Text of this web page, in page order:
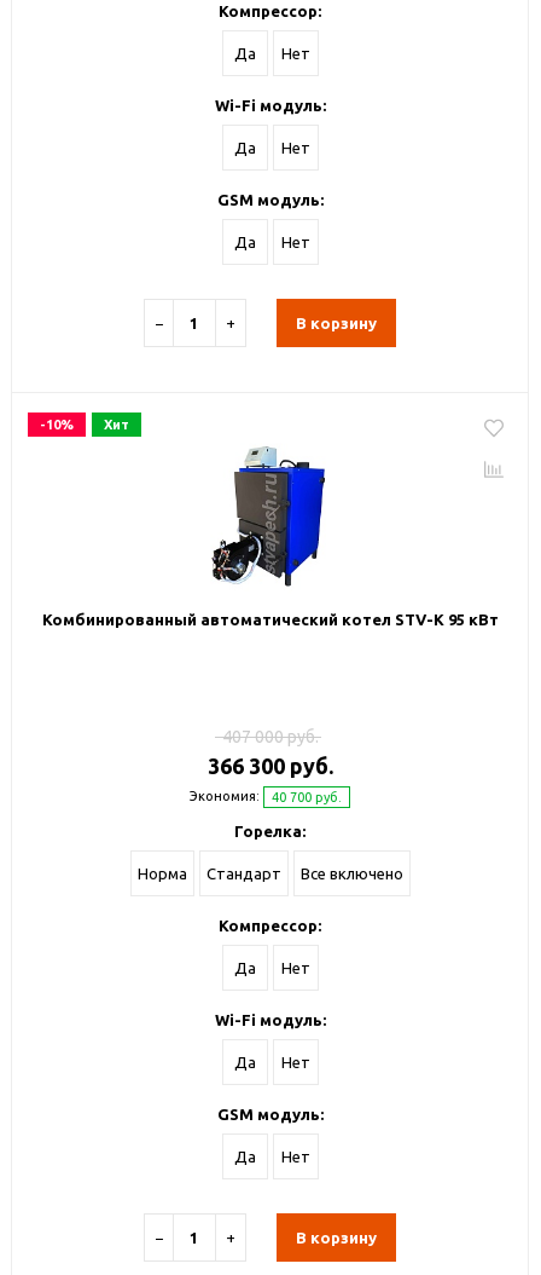
Компрессор:
Да Нет
Wi-Fi модуль:
Да Нет
GSM модуль:
Да Нет
− + В корзину
-10% Хит
Комбинированный автоматический котел STV-К 95 кВт
407 000 руб.
366 300 руб.
Экономия: 40 700 руб.
Горелка:
Норма Стандарт Все включено
Компрессор:
Да Нет
Wi-Fi модуль:
Да Нет
GSM модуль:
Да Нет
− + В корзину